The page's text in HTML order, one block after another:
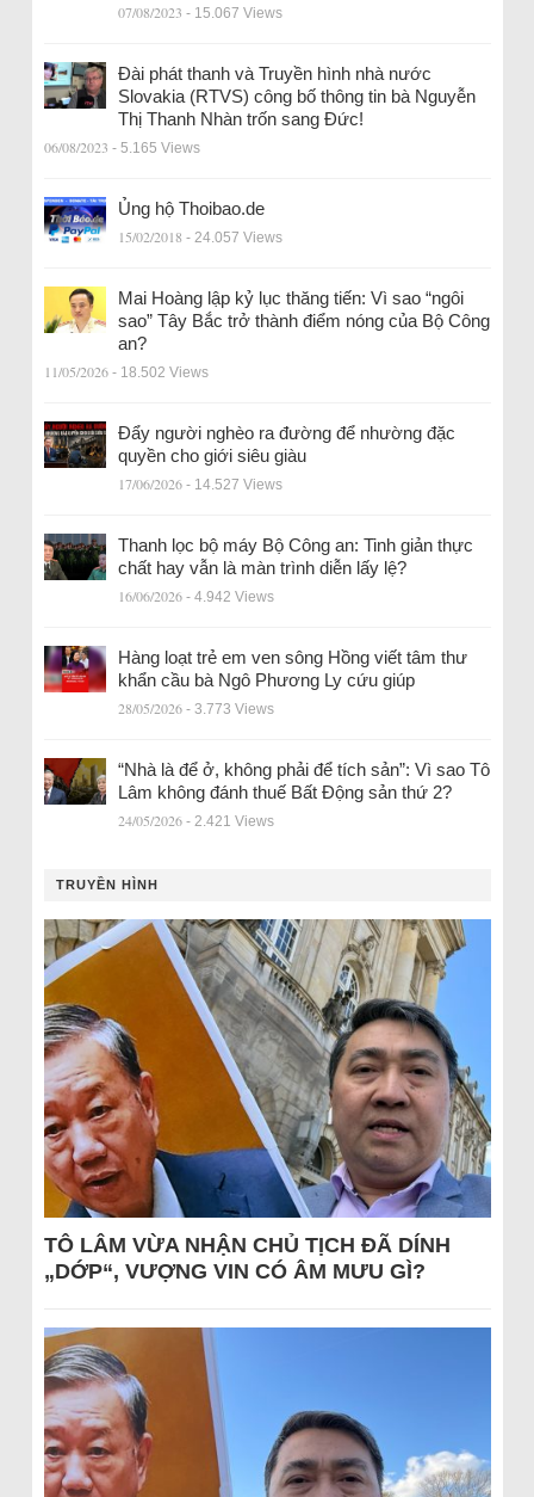
07/08/2023 - 15.067 Views
Đài phát thanh và Truyền hình nhà nước
Slovakia (RTVS) công bố thông tin bà Nguyễn
Thị Thanh Nhàn trốn sang Đức!
06/08/2023 - 5.165 Views
Ủng hộ Thoibao.de
15/02/2018 - 24.057 Views
Mai Hoàng lập kỷ lục thăng tiến: Vì sao “ngôi
sao” Tây Bắc trở thành điểm nóng của Bộ Công
an?
11/05/2026 - 18.502 Views
Đẩy người nghèo ra đường để nhường đặc
quyền cho giới siêu giàu
17/06/2026 - 14.527 Views
Thanh lọc bộ máy Bộ Công an: Tinh giản thực
chất hay vẫn là màn trình diễn lấy lệ?
16/06/2026 - 4.942 Views
Hàng loạt trẻ em ven sông Hồng viết tâm thư
khẩn cầu bà Ngô Phương Ly cứu giúp
28/05/2026 - 3.773 Views
“Nhà là để ở, không phải để tích sản”: Vì sao Tô
Lâm không đánh thuế Bất Động sản thứ 2?
24/05/2026 - 2.421 Views
TRUYỀN HÌNH
TÔ LÂM VỪA NHẬN CHỦ TỊCH ĐÃ DÍNH
„DỚP“, VƯỢNG VIN CÓ ÂM MƯU GÌ?